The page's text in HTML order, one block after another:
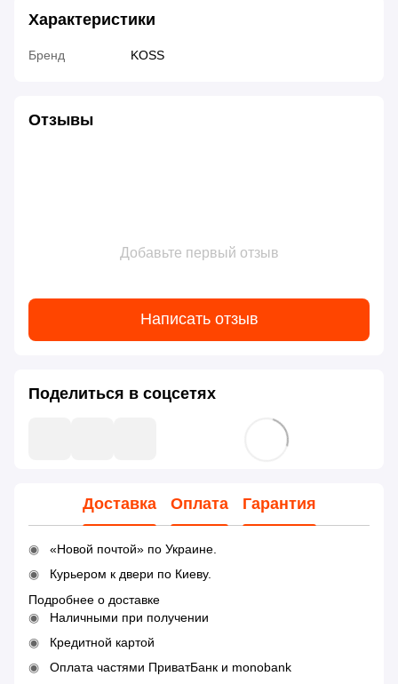
Характеристики
Бренд KOSS
Отзывы
Добавьте первый отзыв
Написать отзыв
Поделиться в соцсетях
Доставка Оплата Гарантия
«Новой почтой» по Украине.
Курьером к двери по Киеву.
Подробнее о доставке
Наличными при получении
Кредитной картой
Оплата частями ПриватБанк и monobank